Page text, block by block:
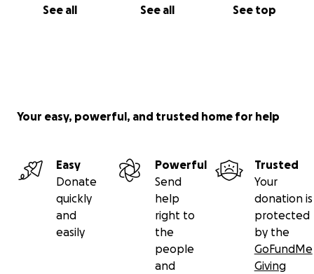
See all See all See top
Your easy, powerful, and trusted home for help
Easy
Donate
quickly
and
easily
Powerful
Send
help
right to
the
people
and
Trusted
Your
donation is
protected
by the
GoFundMe
Giving